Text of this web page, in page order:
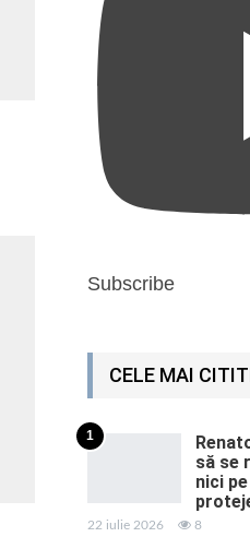
Subscribe
CELE MAI
1
să se
nici
22 iulie 2026 8